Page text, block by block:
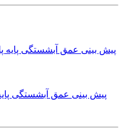
پیش بینی عمق آبشستگی